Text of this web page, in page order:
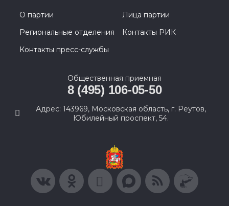
О партии
Лица партии
Региональные отделения
Контакты РИК
Контакты пресс-службы
Общественная приемная
8 (495) 106-05-50
Адрес: 143969, Московская область, г. Реутов,
Юбилейный проспект, 54.